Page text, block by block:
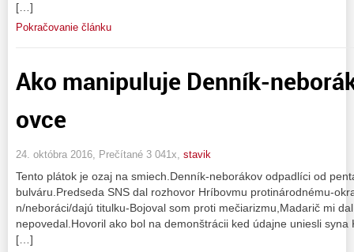
[…]
Pokračovanie článku
Ako manipuluje Denník-
ovce
24. októbra 2016, Prečítané 3 041x, stavik
Tento plátok je ozaj na smiech.Denník-neborákov odpadlíci od
bulváru.Predseda SNS dal rozhovor Hríbovmu protinárodnému-
n/neboráci/dajú titulku-Bojoval som proti mečiarizmu,Madarič mi
nepovedal.Hovoril ako bol na demonštrácii ked údajne uniesli
[…]